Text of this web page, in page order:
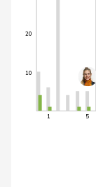
10
20
1 5